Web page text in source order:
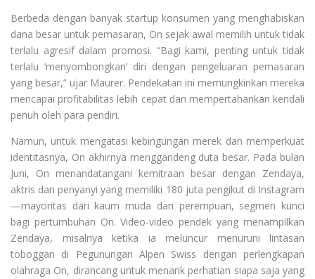
Berbeda dengan banyak startup konsumen yang menghabiskan
dana besar untuk pemasaran, On sejak awal memilih untuk tidak
terlalu agresif dalam promosi. “Bagi kami, penting untuk tidak
terlalu ‘menyombongkan’ diri dengan pengeluaran pemasaran
yang besar,” ujar Maurer. Pendekatan ini memungkinkan mereka
mencapai profitabilitas lebih cepat dan mempertahankan kendali
penuh oleh para pendiri.
Namun, untuk mengatasi kebingungan merek dan memperkuat
identitasnya, On akhirnya menggandeng duta besar. Pada bulan
Juni, On menandatangani kemitraan besar dengan Zendaya,
aktris dan penyanyi yang memiliki 180 juta pengikut di Instagram
—mayoritas dari kaum muda dan perempuan, segmen kunci
bagi pertumbuhan On. Video-video pendek yang menampilkan
Zendaya, misalnya ketika ia meluncur menuruni lintasan
toboggan di Pegunungan Alpen Swiss dengan perlengkapan
olahraga On, dirancang untuk menarik perhatian siapa saja yang